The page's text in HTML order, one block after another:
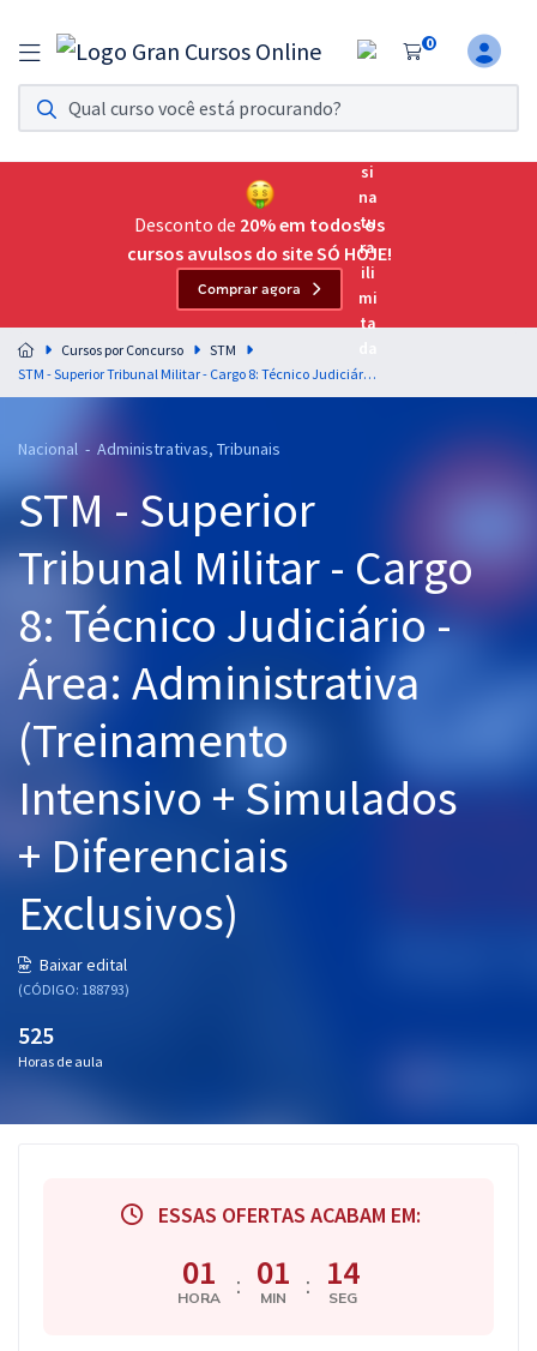
0
Assinatura Ilimitada 11
Acesso a todos os cursos. Teste grátis por 7 dias!
Assinatura OAB Até Passar
Acesso ilimitado a toda preparação para o Exame da
Residências Multiprofissionais
Preparação completa e intensiva para as principais
residências em saúde do Brasil
Cursos 20% OFF
Pós
Graduação
OAB
Mentorias
Questões grátis
Conteúdo gratuito
Aprovados
Atendimento
Desconto de 20% em todos os
cursos avulsos do site SÓ HOJE!
Comprar agora
Cursos por Concurso
STM
STM - Superior Tribunal Militar - Cargo 8: Técnico Judiciário - Área: Administrativa (Treinamento Intensivo + Simulados + Diferenciais Exclusivos)
Nacional - Administrativas, Tribunais
STM - Superior
Tribunal Militar - Cargo
8: Técnico Judiciário -
Área: Administrativa
(Treinamento
Intensivo + Simulados
+ Diferenciais
Exclusivos)
Baixar edital
(CÓDIGO: 188793)
525
Horas de aula
ESSAS OFERTAS ACABAM EM:
01
HORA : 01
MIN : 13
SEG